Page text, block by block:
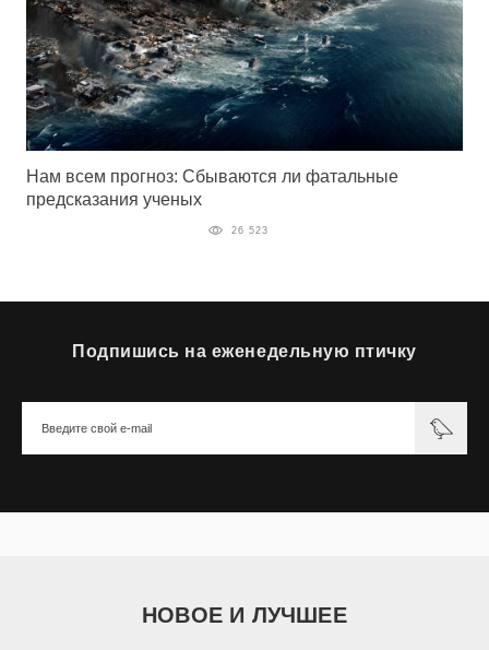
Нам всем прогноз: Сбываются ли фатальные
предсказания ученых
26 523
Подпишись на еженедельную птичку
НОВОЕ И ЛУЧШЕЕ